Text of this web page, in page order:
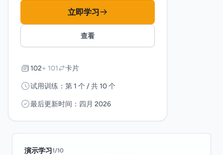
立即学习
查看
102+ 101 卡片
试用训练：第 1 个 / 共 10 个
最后更新时间：四月 2026
演示学习 1/10